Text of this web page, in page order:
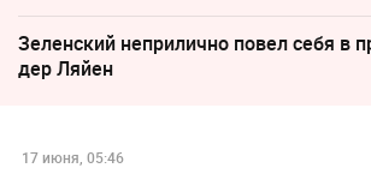
Зеленский неприлично повел cебя в
дер Ляйен
17 июня, 05:46